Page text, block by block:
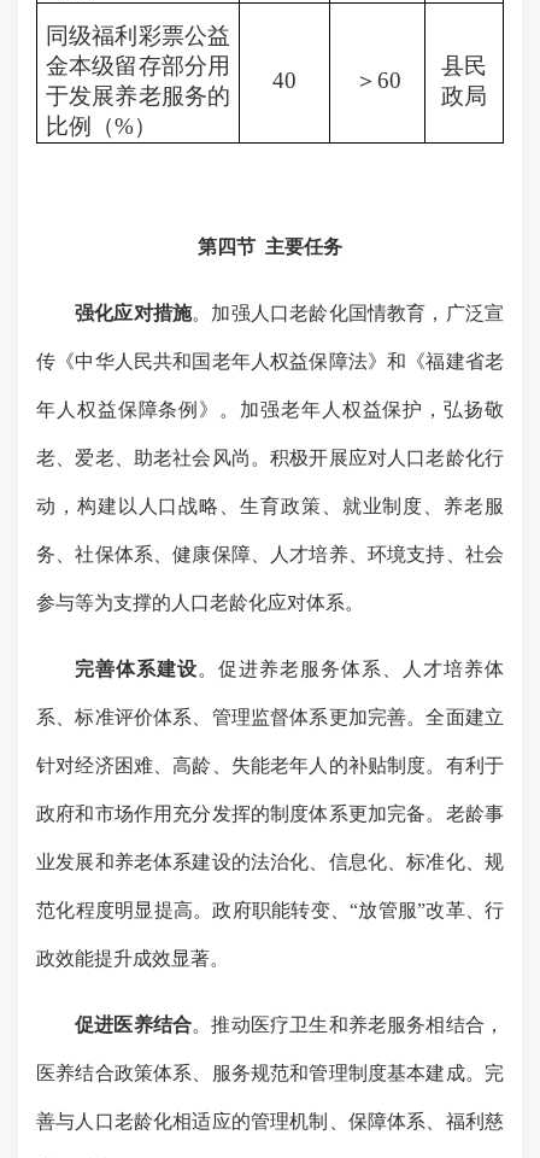
同级福利彩票公益
金本级留存部分用
于发展养老服务的
比例（%）
40 ＞ 60
县民
政局
第四节 主要任务
强化应对措施。加强人口老龄化国情教育，广泛宣
传《中华人民共和国老年人权益保障法》和《福建省老
年人权益保障条例》。加强老年人权益保护，弘扬敬
老、爱老、助老社会风尚。积极开展应对人口老龄化行
动，构建以人口战略、生育政策、就业制度、养老服
务、社保体系、健康保障、人才培养、环境支持、社会
参与等为支撑的人口老龄化应对体系。
完善体系建设。促进养老服务体系、人才培养体
系、标准评价体系、管理监督体系更加完善。全面建立
针对经济困难、高龄、失能老年人的补贴制度。有利于
政府和市场作用充分发挥的制度体系更加完备。老龄事
业发展和养老体系建设的法治化、信息化、标准化、规
范化程度明显提高。政府职能转变、 “放管服”改革、行
政效能提升成效显著。
促进医养结合。推动医疗卫生和养老服务相结合，
医养结合政策体系、服务规范和管理制度基本建成。完
善与人口老龄化相适应的管理机制、保障体系、福利慈